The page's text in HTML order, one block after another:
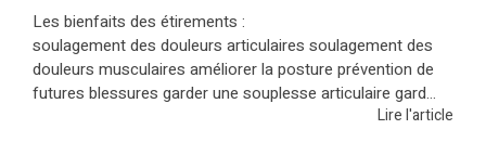
Les bienfaits des étirements :
soulagement des douleurs articulaires soulagement des
douleurs musculaires améliorer la posture prévention de
futures blessures garder une souplesse articulaire gard...
Lire l'article